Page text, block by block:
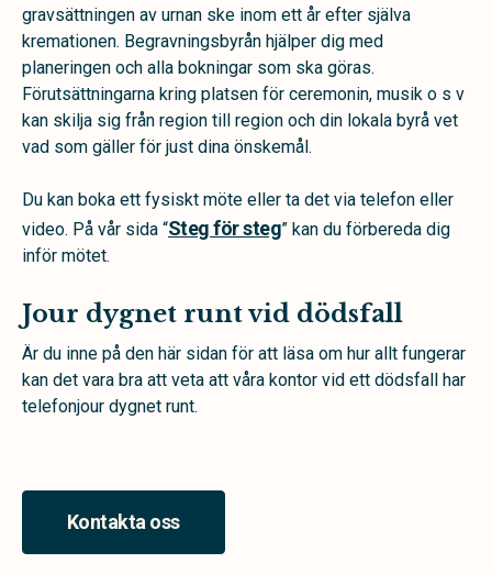
gravsättningen av urnan ske inom ett år efter själva
kremationen. Begravningsbyrån hjälper dig med
planeringen och alla bokningar som ska göras.
Förutsättningarna kring platsen för ceremonin, musik o s v
kan skilja sig från region till region och din lokala byrå vet
vad som gäller för just dina önskemål.
Du kan boka ett fysiskt möte eller ta det via telefon eller
video. På vår sida “Steg för steg” kan du förbereda dig
inför mötet.
Jour dygnet runt vid dödsfall
Är du inne på den här sidan för att läsa om hur allt fungerar
kan det vara bra att veta att våra kontor vid ett dödsfall har
telefonjour dygnet runt.
Kontakta oss